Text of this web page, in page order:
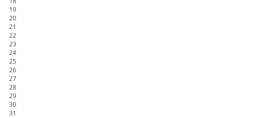
19
20
21
22
23
24
25
26
27
28
29
30
31